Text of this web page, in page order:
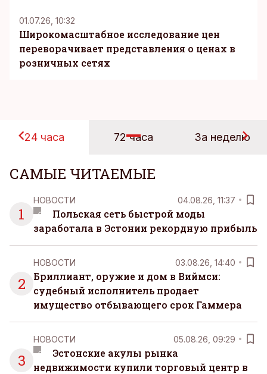
01.07.26, 10:32
Широкомасштабное исследование цен
переворачивает представления о ценах в
розничных сетях
24 часа 72 часа За неделю
САМЫЕ ЧИТАЕМЫЕ
1
НОВОСТИ 04.08.26, 11:37
Польская сеть быстрой моды
заработала в Эстонии рекордную прибыль
2
НОВОСТИ 03.08.26, 14:40
Бриллиант, оружие и дом в Виймси:
судебный исполнитель продает
имущество отбывающего срок Гаммера
3
НОВОСТИ 05.08.26, 09:29
Эстонские акулы рынка
недвижимости купили торговый центр в